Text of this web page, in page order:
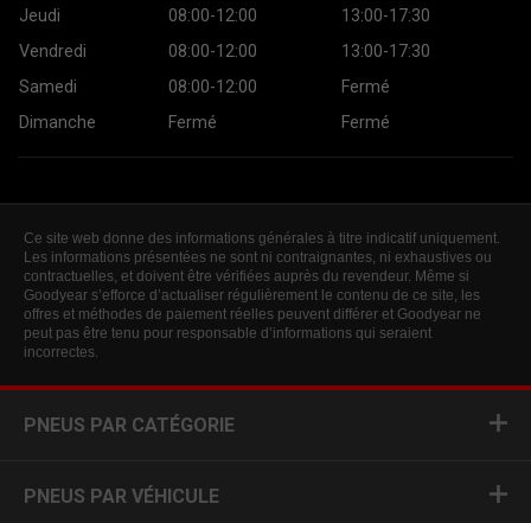
Jeudi
08:00-12:00
13:00-17:30
Vendredi
08:00-12:00
13:00-17:30
Samedi
08:00-12:00
Fermé
Dimanche
Fermé Fermé
Ce site web donne des informations générales à titre indicatif uniquement.
Les informations présentées ne sont ni contraignantes, ni exhaustives ou
contractuelles, et doivent être vérifiées auprès du revendeur. Même si
Goodyear s’efforce d’actualiser régulièrement le contenu de ce site, les
offres et méthodes de paiement réelles peuvent différer et Goodyear ne
peut pas être tenu pour responsable d’informations qui seraient
incorrectes.
PNEUS PAR CATÉGORIE
PNEUS PAR VÉHICULE